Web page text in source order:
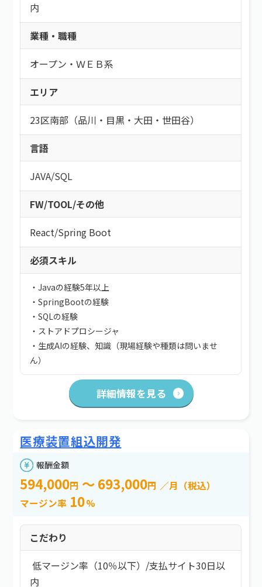
内
業種・職種
オープン・ＷＥＢ系
エリア
23区南部（品川・目黒・大田・世田谷）
言語
JAVA/SQL
FW/TOOL/その他
React/Spring Boot
必須スキル
・Javaの経験5年以上
・SpringBootの経験
・SQLの経験
・ストアドプロシージャ
・生成AIの経験、知識（現場経験や種類は問いませ
ん）
詳細情報を見る
医療装置組込開発
報酬金額
594,000円 ～ 693,000円 ／月（税込）
マージン率 10%
こだわり
低マージン率（10％以下） /支払サイト30日以
内